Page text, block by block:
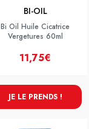
BI-OIL
Bi Oil Huile Cicatrice
Vergetures 60ml
11,75€
JE LE PRENDS !